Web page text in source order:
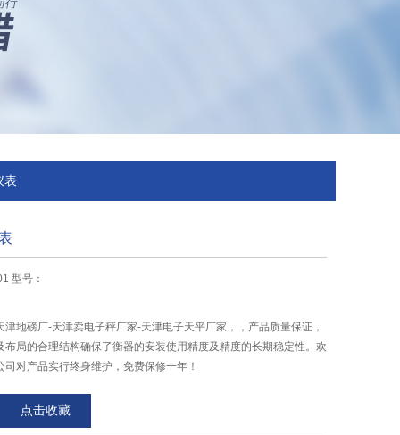
表
型号：
地磅厂-天津卖电子秤厂家-天津电子天平厂家，，产品质量保证，
布局的合理结构确保了衡器的安装使用精度及精度的长期稳定性。欢
对产品实行终身维护，免费保修一年！
点击收藏